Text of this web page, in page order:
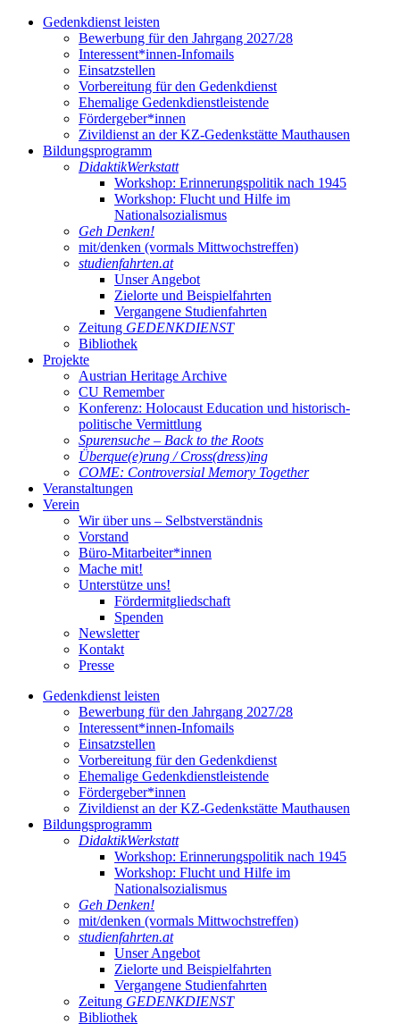
Gedenkdienst leisten
Bewerbung für den Jahrgang 2027/28
Interessent*innen-Infomails
Einsatzstellen
Vorbereitung für den Gedenkdienst
Ehemalige Gedenkdienstleistende
Fördergeber*innen
Zivildienst an der KZ-Gedenkstätte Mauthausen
Bildungsprogramm
DidaktikWerkstatt
Workshop: Erinnerungspolitik nach 1945
Workshop: Flucht und Hilfe im
Nationalsozialismus
Geh Denken!
mit/denken (vormals Mittwochstreffen)
studienfahrten.at
Unser Angebot
Zielorte und Beispielfahrten
Vergangene Studienfahrten
Zeitung GEDENKDIENST
Bibliothek
Projekte
Austrian Heritage Archive
CU Remember
Konferenz: Holocaust Education und historisch-
politische Vermittlung
Spurensuche – Back to the Roots
Überque(e)rung / Cross(dress)ing
COME: Controversial Memory Together
Veranstaltungen
Verein
Wir über uns – Selbstverständnis
Vorstand
Büro-Mitarbeiter*innen
Mache mit!
Unterstütze uns!
Fördermitgliedschaft
Spenden
Newsletter
Kontakt
Presse
Gedenkdienst leisten
Bewerbung für den Jahrgang 2027/28
Interessent*innen-Infomails
Einsatzstellen
Vorbereitung für den Gedenkdienst
Ehemalige Gedenkdienstleistende
Fördergeber*innen
Zivildienst an der KZ-Gedenkstätte Mauthausen
Bildungsprogramm
DidaktikWerkstatt
Workshop: Erinnerungspolitik nach 1945
Workshop: Flucht und Hilfe im
Nationalsozialismus
Geh Denken!
mit/denken (vormals Mittwochstreffen)
studienfahrten.at
Unser Angebot
Zielorte und Beispielfahrten
Vergangene Studienfahrten
Zeitung GEDENKDIENST
Bibliothek